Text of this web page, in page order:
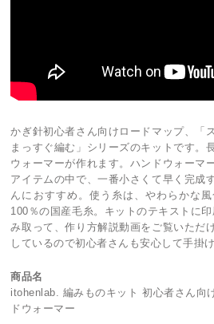
かぎ針初心者さん向けロードマップ、「
まっすぐ編む」シリーズのキットです。
ウォーマーが作れます。ハンドウォーマ
アイテムの中で、一番小さくて早く完成
んにおすすめ。使う糸は、やわらかな
100％の国産毛糸。キットのテキストに
み取って、作り方解説動画をご覧いただ
しているので初心者さんも安心して手掛け
商品名
itohenlab. 編みものキット 初心者さん向
ドウォーマー